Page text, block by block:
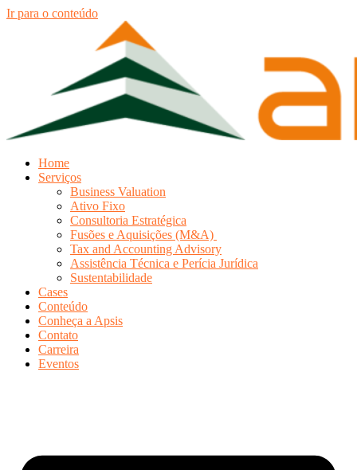
Ir para o conteúdo
Home
Serviços
Business Valuation
Ativo Fixo
Consultoria Estratégica
Fusões e Aquisições (M&A)
Tax and Accounting Advisory
Assistência Técnica e Perícia Jurídica
Sustentabilidade
Cases
Conteúdo
Conheça a Apsis
Contato
Carreira
Eventos